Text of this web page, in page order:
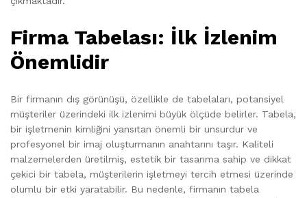
Firma Tabelası: İlk İzlenim
Önemlidir
Bir firmanın dış görünüşü, özellikle de tabelaları, potansiyel
müşteriler üzerindeki ilk izlenimi büyük ölçüde belirler. Tabela,
bir işletmenin kimliğini yansıtan önemli bir unsurdur ve
profesyonel bir imaj oluşturmanın anahtarını taşır. Kaliteli
malzemelerden üretilmiş, estetik bir tasarıma sahip ve dikkat
çekici bir tabela, müşterilerin işletmeyi tercih etmesi üzerinde
olumlu bir etki yaratabilir. Bu nedenle, firmanın tabela